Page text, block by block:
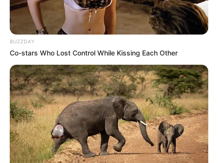
Instagram: @zulfamaharani
TikTok: –
Youtube: –
Tinggi, Berat & Penampilan Fisik
Tinggi: 150 cm
Berat: – kg
Golongan Darah: –
Warna Rambut: Hitam
Warna Mata: Coklat
BUZZDAY
Co-stars Who Lost Control While Kissing Each Other